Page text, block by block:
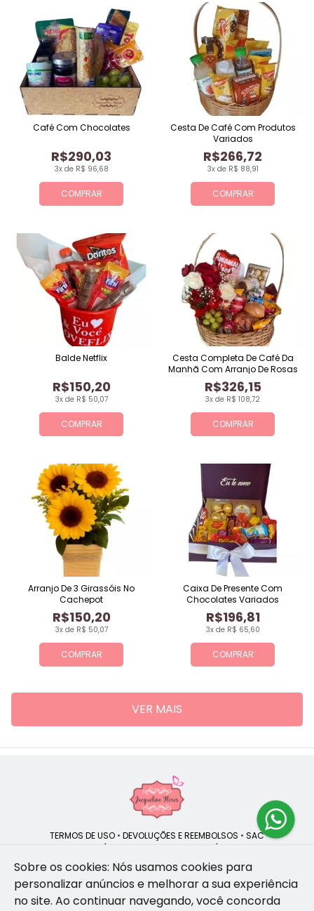
COMPRAR
3x de R$ 96,68
R$290,03
Café Com Chocolates
COMPRAR
3x de R$ 88,91
R$266,72
Cesta De Café Com Produtos
Variados
COMPRAR
3x de R$ 50,07
R$150,20
Balde Netflix
COMPRAR
3x de R$ 108,72
R$326,15
Cesta Completa De Café Da
Manhã Com Arranjo De Rosas
COMPRAR
3x de R$ 50,07
R$150,20
Arranjo De 3 Girassóis No
Cachepot
COMPRAR
3x de R$ 65,60
R$196,81
Caixa De Presente Com
Chocolates Variados
VER MAIS
TERMOS DE USO • DEVOLUÇÕES E REEMBOLSOS • SAC
POLÍTICA DE PRIVACIDADE POLÍTICA DE COOKIES
Jacqueline Flores | CNPJ: 47.335.418/0001-13
Sobre os cookies: Nós usamos cookies para
personalizar anúncios e melhorar a sua experiência
no site. Ao continuar navegando, você concorda